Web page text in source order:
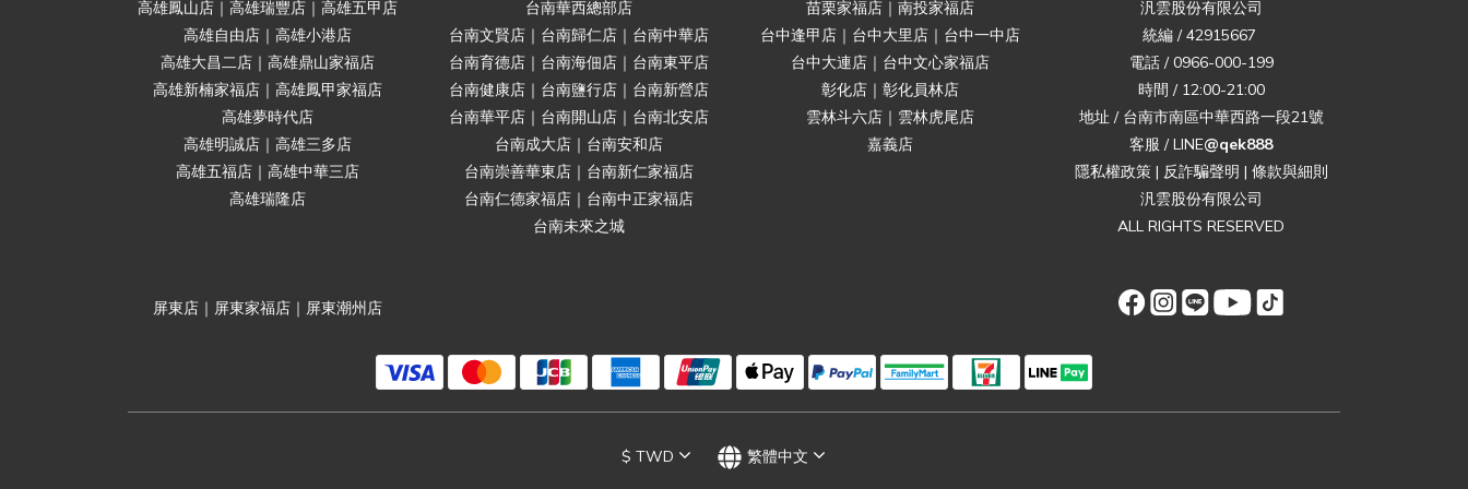
高雄鳳山店｜高雄瑞豐店｜高雄五甲店
高雄自由店｜高雄小港店
高雄大昌二店｜高雄鼎山家福店
高雄新楠家福店｜高雄鳳甲家福店
高雄夢時代店
高雄明誠店｜高雄三多店
高雄五福店｜高雄中華三店
高雄瑞隆店
屏東店｜屏東家福店｜屏東潮州店
台南華西總部店
台南文賢店｜台南歸仁店｜台南中華店
台南育德店｜台南海佃店｜台南東平店
台南健康店｜台南鹽行店｜台南新營店
台南華平店｜台南開山店｜台南北安店
台南成大店｜台南安和店
台南崇善華東店｜台南新仁家福店
台南仁德家福店｜台南中正家福店
台南未來之城
苗栗家福店｜南投家福店
台中逢甲店｜台中大里店｜台中一中店
台中大連店｜台中文心家福店
彰化店｜彰化員林店
雲林斗六店｜雲林虎尾店
嘉義店
汎雲股份有限公司
統編 / 42915667
電話 / 0966-000-199
時間 / 12:00-21:00
地址 / 台南市南區中華西路一段21號
客服 / LINE@qek888
隱私權政策| 反詐騙聲明 | 條款與細則
汎雲股份有限公司
ALL RIGHTS RESERVED
$ TWD 繁體中文